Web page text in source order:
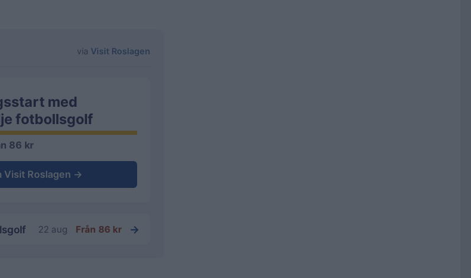
via Visit Roslagen
med
fotbollsgolf
86 kr
Visit Roslagen →
22 aug Från 86 kr →